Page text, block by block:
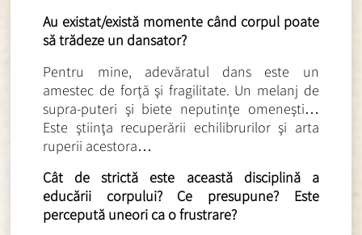
Au existat/există momente când corpul poate
să trădeze un dansator?
Pentru mine, adevăratul dans este un
amestec de forţă şi fragilitate. Un melanj de
supra-puteri şi biete neputinţe omeneşti…
Este ştiinţa recuperării echilibrurilor şi arta
ruperii acestora…
Cât de strictă este această disciplină a
educării corpului? Ce presupune? Este
percepută uneori ca o frustrare?